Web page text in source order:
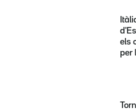
els
per